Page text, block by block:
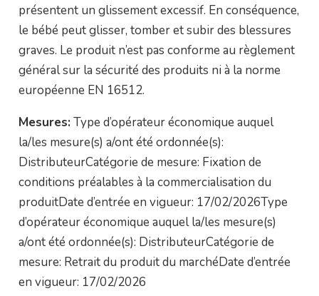
présentent un glissement excessif. En conséquence,
le bébé peut glisser, tomber et subir des blessures
graves. Le produit n’est pas conforme au règlement
général sur la sécurité des produits ni à la norme
européenne EN 16512.
Mesures: Type d’opérateur économique auquel
la/les mesure(s) a/ont été ordonnée(s):
DistributeurCatégorie de mesure: Fixation de
conditions préalables à la commercialisation du
produitDate d’entrée en vigueur: 17/02/2026Type
d’opérateur économique auquel la/les mesure(s)
a/ont été ordonnée(s): DistributeurCatégorie de
mesure: Retrait du produit du marchéDate d’entrée
en vigueur: 17/02/2026